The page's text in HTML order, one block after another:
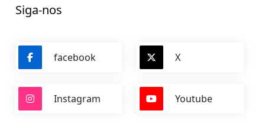
Siga-nos
facebook X
Instagram Youtube